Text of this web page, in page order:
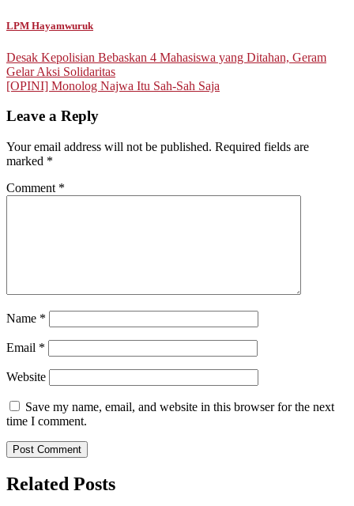
LPM Hayamwuruk
Post
navigation
Desak Kepolisian Bebaskan 4 Mahasiswa yang Ditahan, Geram
Gelar Aksi Solidaritas
[OPINI] Monolog Najwa Itu Sah-Sah Saja
Leave a Reply
Your email address will not be published. Required fields are
marked *
Comment *
Name *
Email *
Website
Save my name, email, and website in this browser for the next
time I comment.
Related Posts